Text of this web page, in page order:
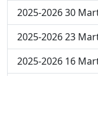
2025-2026 30
2025-2026 23
2025-2026 16